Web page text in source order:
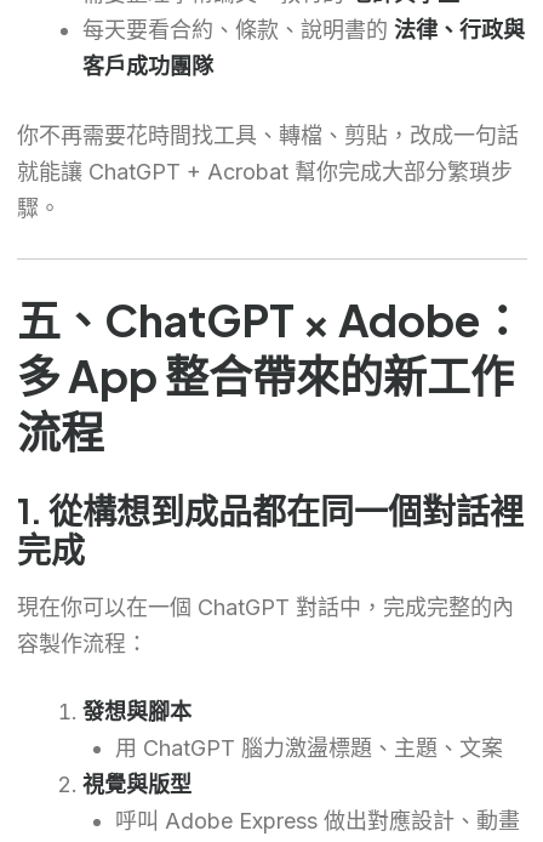
每天要看合約、條款、說明書的 法律、行政與
客戶成功團隊
你不再需要花時間找工具、轉檔、剪貼，改成一句話
就能讓 ChatGPT + Acrobat 幫你完成大部分繁瑣步
驟。
五、ChatGPT × Adobe：
多 App 整合帶來的新工作
流程
1. 從構想到成品都在同一個對話裡
完成
現在你可以在一個 ChatGPT 對話中，完成完整的內
容製作流程：
發想與腳本
用 ChatGPT 腦力激盪標題、主題、文案
視覺與版型
呼叫 Adobe Express 做出對應設計、動畫